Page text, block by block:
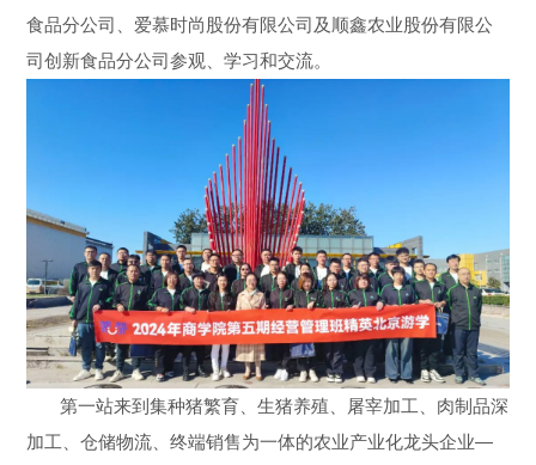
食品分公司、爱慕时尚股份有限公司及顺鑫农业股份有限公
司创新食品分公司参观、学习和交流。
第一站来到集种猪繁育、生猪养殖、屠宰加工、肉制品深
加工、仓储物流、终端销售为一体的农业产业化龙头企业—